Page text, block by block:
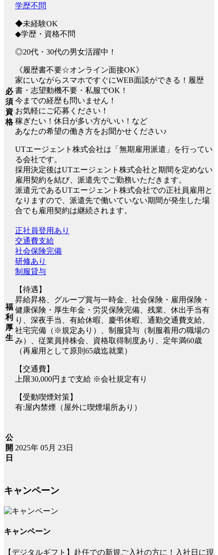
必
須
資
格
学歴不問
◆未経験OK
◆学歴・資格不問
◎20代・30代の男女活躍中！
《履歴書不要☆オンライン面接OK》
家にいながらスマホですぐにWEB面談ができる！履歴
書・志望動機不要・私服でOK！
今までの経歴も問いません！
お気軽にご応募ください！
稼ぎたい！休日が多い方がいい！など
あなたの希望の働き方をお聞かせください♪
UTエージェント株式会社は「無期雇用派遣」を行ってい
る会社です。
採用決定後はUTエージェント株式会社と期間を定めない
雇用契約を結び、派遣先でご勤務いただきます。
派遣元であるUTエージェント株式会社での正社員雇用と
なりますので、派遣先で働いていない期間が発生した場
合でも雇用契約は継続されます。
福
利
厚
生
正社員登用あり
交通費支給
社会保険完備
研修あり
制服貸与
【待遇】
昇給昇格、グループ賞与一時金、社会保険・雇用保険・
健康保険・厚生年金・労災保険完備、残業、休出手当有
り、深夜手当、有給休暇、慶弔休暇、通勤交通費支給、
社宅完備（※規定あり）、制服貸与（制服着用の職場の
み）、従業員持株会、資格取得制度あり、定年満60歳
（再雇用として原則65歳迄就業）
【交通費】
上限30,000円まで支給 ※会社規定有り
【受動喫煙対策】
有:屋内禁煙（屋外に喫煙場所あり）
公
開
日
2025年 05月 23日
キャンペーン
キャンペーン
【デジタルギフト】赴任での新規ご入社の方に！入社日に現